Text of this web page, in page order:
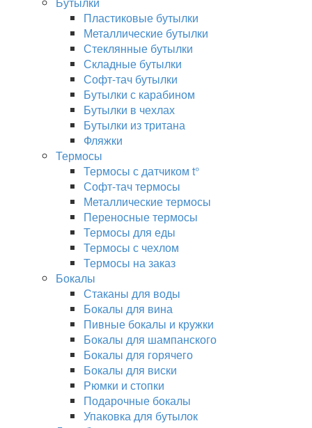
Пластиковые бутылки
Металлические бутылки
Стеклянные бутылки
Складные бутылки
Софт-тач бутылки
Бутылки с карабином
Бутылки в чехлах
Бутылки из тритана
Фляжки
Термосы
Термосы с датчиком t°
Софт-тач термосы
Металлические термосы
Переносные термосы
Термосы для еды
Термосы с чехлом
Термосы на заказ
Бокалы
Стаканы для воды
Бокалы для вина
Пивные бокалы и кружки
Бокалы для шампанского
Бокалы для горячего
Бокалы для виски
Рюмки и стопки
Подарочные бокалы
Упаковка для бутылок